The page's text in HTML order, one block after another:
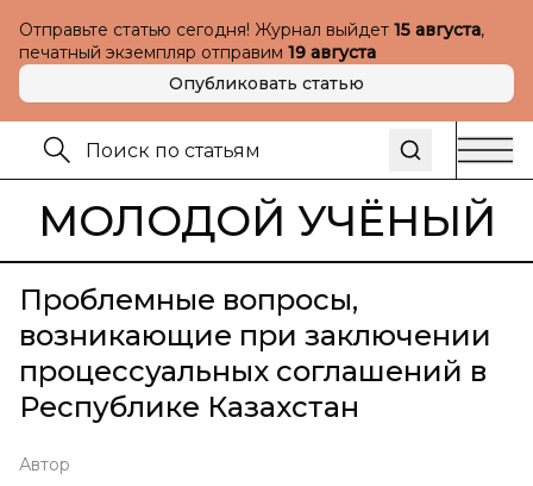
Отправьте статью сегодня! Журнал выйдет 15 августа,
печатный экземпляр отправим 19 августа
Опубликовать статью
МОЛОДОЙ УЧЁНЫЙ
Проблемные вопросы,
возникающие при заключении
процессуальных соглашений в
Республике Казахстан
Автор